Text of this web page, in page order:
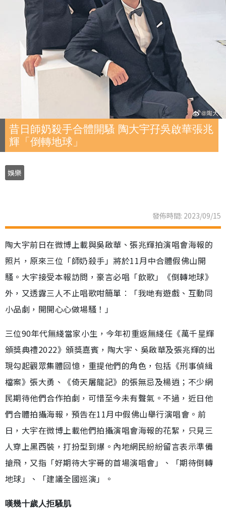
昔日師奶殺手合體開騷 陶大宇孖吳啟華張兆
輝「倒轉地球」
娛樂
發佈時間: 2023/09/15
陶大宇前日在微博上載與吳啟華、張兆輝拍演唱會海報的
照片，原來三位「師奶殺手」將於11月中合體假佛山開
騷。大宇接受本報訪問，豪言必唱「飲歌」《倒轉地球》
外，又透露三人不止唱歌咁簡單︰「我哋有遊戲、互動同
小品劇，開開心心做場騷！」
三位90年代無綫當家小生，今年初重返無綫任《萬千星輝
頒獎典禮2022》頒獎嘉賓，陶大宇、吳啟華及張兆輝的出
現勾起觀眾集體回憶，重提他們的角色，包括《刑事偵緝
檔案》張大勇、《倚天屠龍記》的張無忌及楊逍；不少網
民期待他們合作拍劇，可惜至今未有聲氣。不過，近日他
們合體拍攝海報，預告在11月中假佛山舉行演唱會。前
日，大宇在微博上載他們拍攝演唱會海報的花絮，只見三
人穿上黑西裝，打扮型到爆。內地網民紛紛留言表示準備
搶飛，又指「好期待大宇哥的首場演唱會」、「期待倒轉
地球」、「建議全國巡演」。
嘆幾十歲人拒騷肌